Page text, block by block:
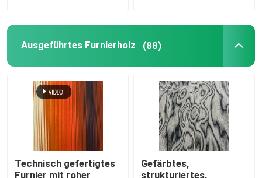
Hölzerne Randstreifenbildung
Hartholz-Furnier-Blattsperrholz
hölzernes Brett mdf
Ausgeführtes Furnierholz (88)
Technisch gefertigtes
Furnier mit roher
Gefärbtes,
strukturiertes,